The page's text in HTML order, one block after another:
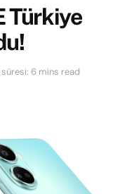
Türkiye
6 mins read